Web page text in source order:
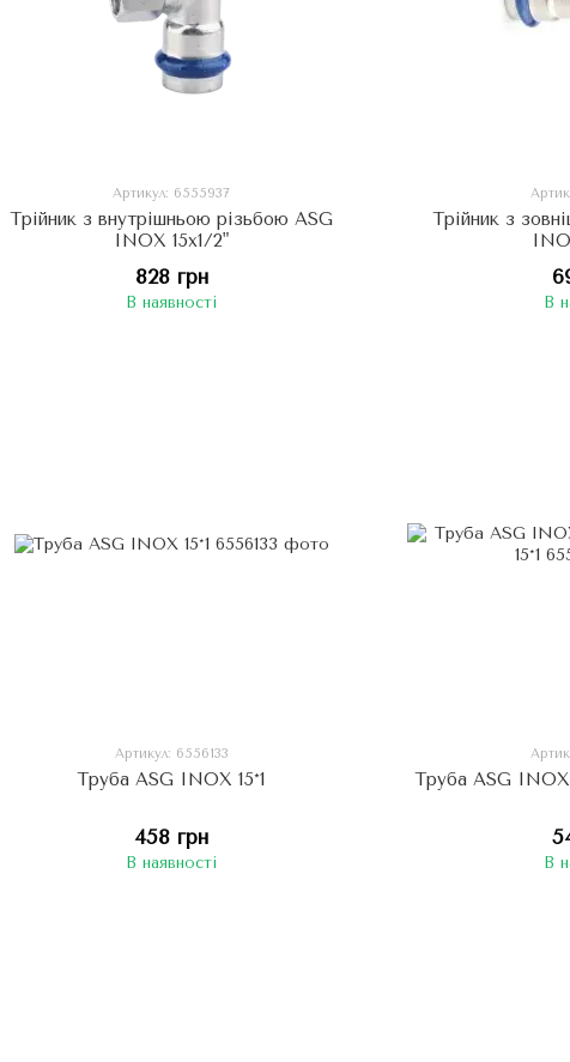
яких типів об'єктів – від
Артикул: 6555937
Трійник з внутрішньою різьбою ASG
INOX 15х1/2"
828 грн
В наявності
Трійник з
В
Артикул: 6556133
Труба ASG INOX 15*1
458 грн
В наявності
Труба ASG
В